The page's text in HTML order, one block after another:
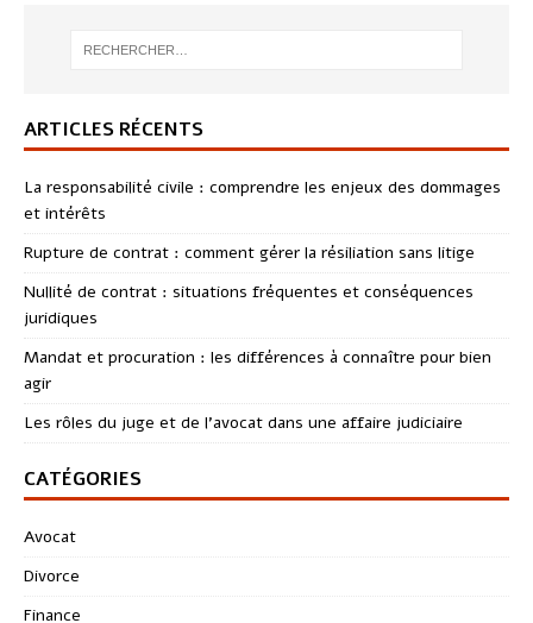
ARTICLES RÉCENTS
La responsabilité civile : comprendre les enjeux des dommages
et intérêts
Rupture de contrat : comment gérer la résiliation sans litige
Nullité de contrat : situations fréquentes et conséquences
juridiques
Mandat et procuration : les différences à connaître pour bien
agir
Les rôles du juge et de l’avocat dans une affaire judiciaire
CATÉGORIES
Avocat
Divorce
Finance